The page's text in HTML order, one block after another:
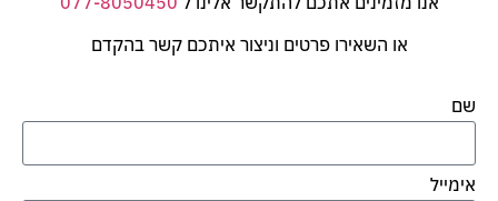
או השאירו פרטים וניצור איתכם קשר בהקדם
שם
אימייל